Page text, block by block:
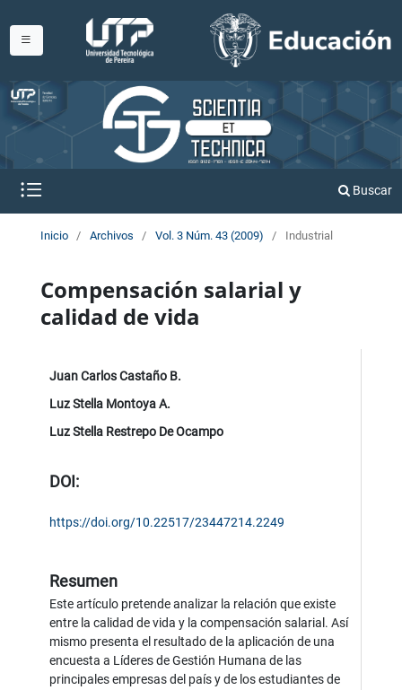
Buscar
Inicio / Archivos / Vol. 3 Núm. 43 (2009) / Industrial
Compensación salarial y
calidad de vida
Juan Carlos Castaño B.
Luz Stella Montoya A.
Luz Stella Restrepo De Ocampo
DOI:
https://doi.org/10.22517/23447214.2249
Resumen
Este artículo pretende analizar la relación que existe
entre la calidad de vida y la compensación salarial. Así
mismo presenta el resultado de la aplicación de una
encuesta a Líderes de Gestión Humana de las
principales empresas del país y de los estudiantes de